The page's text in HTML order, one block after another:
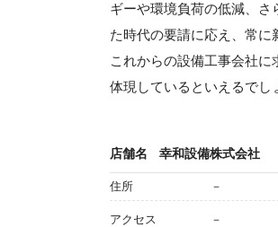
ギーや環境負荷の低減、
た時代の要請に応え、常に
これからの設備工事会社
体現しているといえるでし
店舗名 幸和設備株式会社
住所 －
アクセス －